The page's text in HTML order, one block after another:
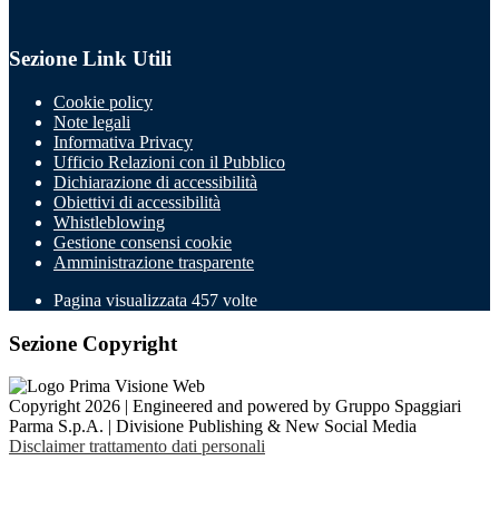
Sezione Link Utili
Cookie policy
Note legali
Informativa Privacy
Ufficio Relazioni con il Pubblico
Dichiarazione di accessibilità
Obiettivi di accessibilità
Whistleblowing
Gestione consensi cookie
Amministrazione trasparente
Pagina visualizzata 457 volte
Sezione Copyright
Copyright 2026 | Engineered and powered by Gruppo Spaggiari
Parma S.p.A. | Divisione Publishing & New Social Media
Disclaimer trattamento dati personali